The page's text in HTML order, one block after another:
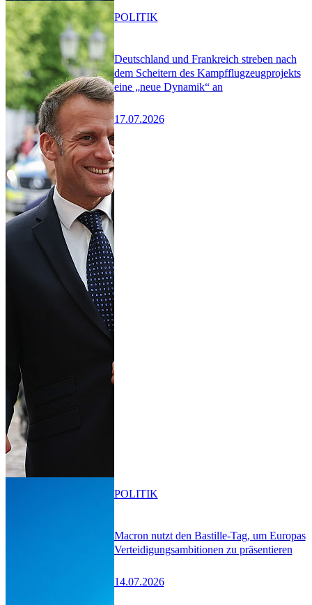
Deutschland und Frankreich streben nach
dem Scheitern des Kampfflugzeugprojekts
eine „neue Dynamik“ an
17.07.2026
POLITIK
Macron nutzt den Bastille-Tag, um Europas
Verteidigungsambitionen zu präsentieren
14.07.2026
POLITIK